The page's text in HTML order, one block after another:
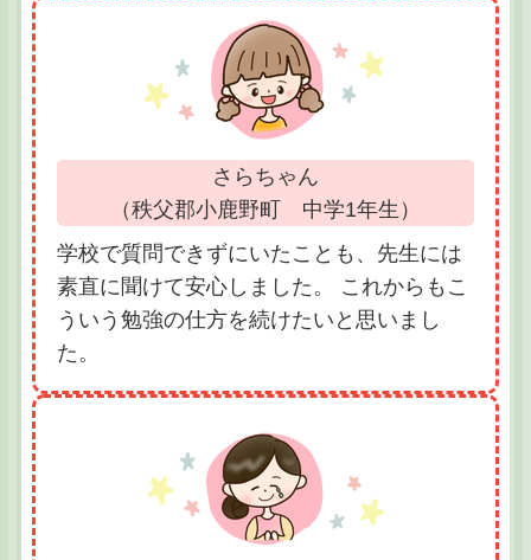
さらちゃん
（秩父郡小鹿野町 中学1年生）
学校で質問できずにいたことも、先生には
素直に聞けて安心しました。 これからもこ
ういう勉強の仕方を続けたいと思いまし
た。